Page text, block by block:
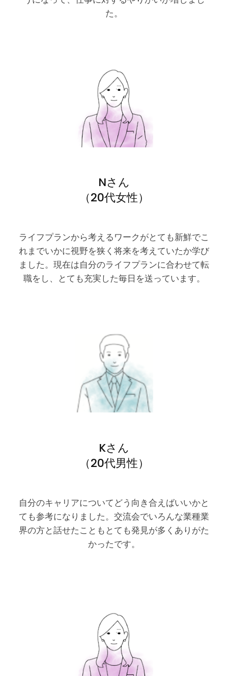
た。
Nさん
（20代女性）
ライフプランから考えるワークがとても新鮮でこ
れまでいかに視野を狭く将来を考えていたか学び
ました。現在は自分のライフプランに合わせて転
職をし、とても充実した毎日を送っています。
Kさん
（20代男性）
自分のキャリアについてどう向き合えばいいかと
ても参考になりました。交流会でいろんな業種業
界の方と話せたこともとても発見が多くありがた
かったです。